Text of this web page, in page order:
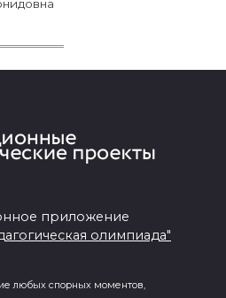
приложение
олимпиада"
любых спорных моментов,